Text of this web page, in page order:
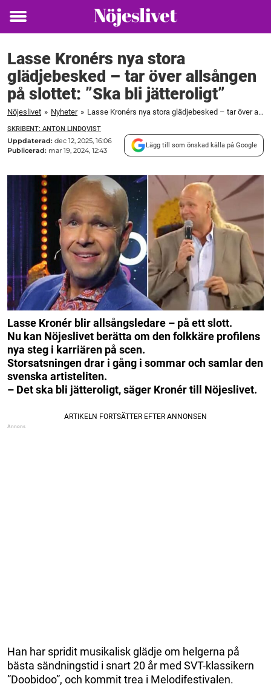
Toggle
Lasse Kronérs nya stora
glädjebesked – tar över allsången
på slottet: ”Ska bli jätteroligt”
Nöjeslivet » Nyheter » Lasse Kronérs nya stora glädjebesked – tar över allsången på slottet: ”Ska bli jätteroligt”
SKRIBENT: ANTON LINDQVIST
Uppdaterad: dec 12, 2025, 16:06
Publicerad: mar 19, 2024, 12:43
Lägg till som önskad källa på Google
Lasse Kronér blir allsångsledare – på ett slott.
Nu kan Nöjeslivet berätta om den folkkäre profilens
nya steg i karriären på scen.
Storsatsningen drar i gång i sommar och samlar den
svenska artisteliten.
– Det ska bli jätteroligt, säger Kronér till Nöjeslivet.
Han har spridit musikalisk glädje om helgerna på
bästa sändningstid i snart 20 år med SVT-klassikern
”Doobidoo”, och kommit trea i Melodifestivalen.